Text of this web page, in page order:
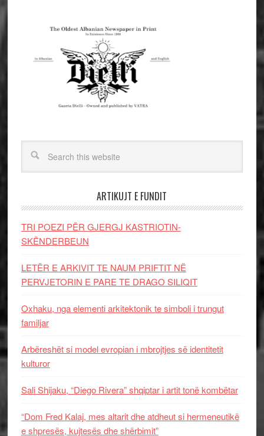
ARTIKUJT E FUNDIT
TRI POEZI PËR GJERGJ KASTRIOTIN-
SKËNDERBEUN
LETËR E ARKIVIT TE NAUM PRIFTIT NË
PERVJETORIN E PARE TE DRAGO SILIQIT
Oxhaku, nga elementi arkitektonik te simboli i trungut
familjar
Arbëreshët si model evropian i mbrojtjes së identitetit
kulturor
Sali Shijaku, “Diego Rivera” shqiptar i artit tonë kombëtar
“Dom Fred Kalaj, mes altarit dhe atdheut si hermeneutikë
e shpresës, kujtesës dhe shërbimit”